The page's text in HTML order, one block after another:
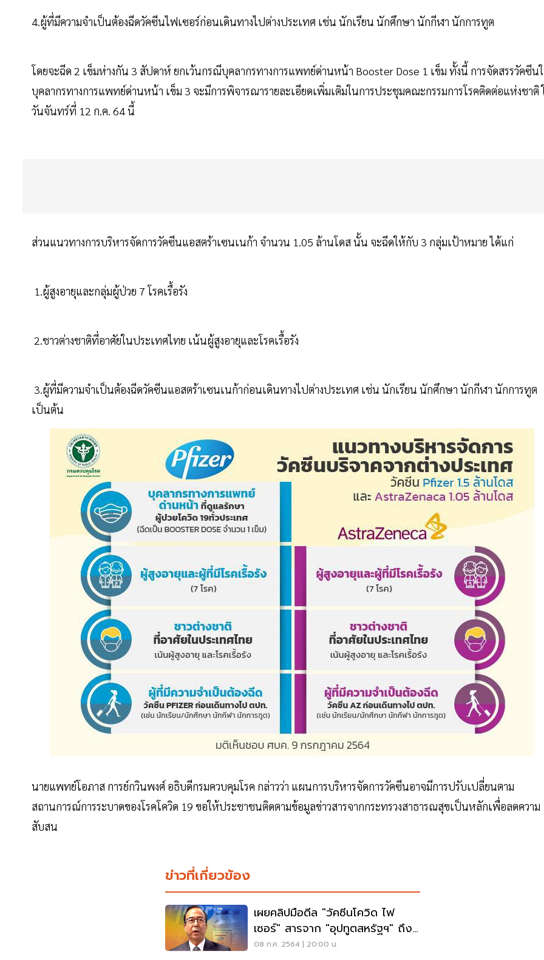
4.ผู้ที่มีความจำเป็นต้องฉีดวัคซีนไฟเซอร์ก่อนเดินทางไปต่างประเทศ เช่น นักเรียน นักศึกษา นักกีฬา นักการทูต
โดยจะฉีด 2 เข็มห่างกัน 3 สัปดาห์ ยกเว้นกรณีบุคลากรทางการแพทย์ด่านหน้า Booster Dose 1 เข็ม ทั้งนี้ การจัดสรรวัคซีน
บุคลากรทางการแพทย์ด่านหน้า เข็ม 3 จะมีการพิจารณารายละเอียดเพิ่มเติมในการประชุมคณะกรรมการโรคติดต่อแห่งชาติ
วันจันทร์ที่ 12 ก.ค. 64 นี้
ส่วนแนวทางการบริหารจัดการวัคซีนแอสตร้าเซนเนก้า จำนวน 1.05 ล้านโดส นั้น จะฉีดให้กับ 3 กลุ่มเป้าหมาย ได้แก่
1.ผู้สูงอายุและกลุ่มผู้ป่วย 7 โรคเรื้อรัง
2.ชาวต่างชาติที่อาศัยในประเทศไทย เน้นผู้สูงอายุและโรคเรื้อรัง
3.ผู้ที่มีความจำเป็นต้องฉีดวัคซีนแอสตร้าเซนเนก้าก่อนเดินทางไปต่างประเทศ เช่น นักเรียน นักศึกษา นักกีฬา นักการทูต
เป็นต้น
นายแพทย์โอภาส การย์กวินพงศ์ อธิบดีกรมควบคุมโรค กล่าวว่า แผนการบริหารจัดการวัคซีนอาจมีการปรับเปลี่ยนตาม
สถานการณ์การระบาดของโรคโควิด 19 ขอให้ประชาชนติดตามข้อมูลข่าวสารจากกระทรวงสาธารณสุขเป็นหลักเพื่อลดความ
สับสน
ข่าวที่เกี่ยวข้อง
เผยคลิปมือดีล "วัคซีนโควิด ไฟ
เซอร์" สารจาก "อุปทูตสหรัฐฯ" ถึง
คนไทย
08 ก.ค. 2564 | 20:00 น.